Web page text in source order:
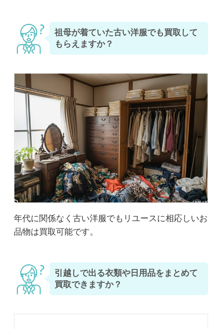
祖母が着ていた古い洋服でも買取して
もらえますか？
年代に関係なく古い洋服でもリユースに相応しいお
品物は買取可能です。
引越しで出る衣類や日用品をまとめて
買取できますか？